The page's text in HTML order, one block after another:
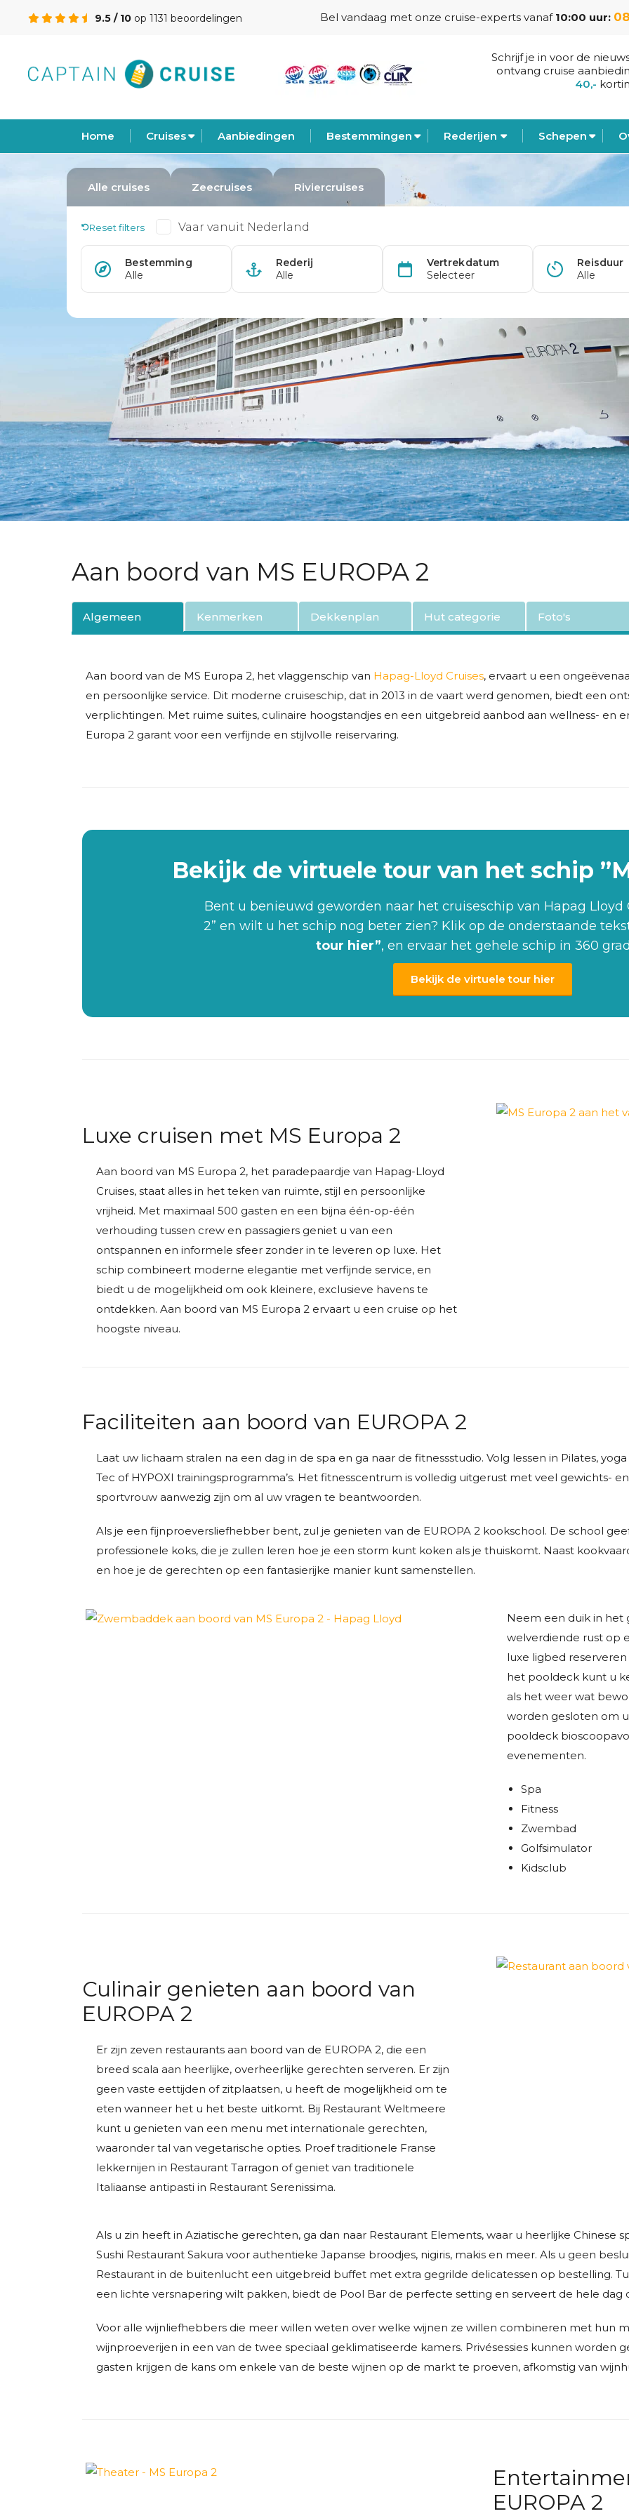
9.5 / 10 op 1131 beoordelingen Bel vandaag met onze cruise-experts vanaf 10:00 uur:
Schrijf je in voor de
ontvang cruise
40,-
Home Cruises Aanbiedingen Bestemmingen Rederijen Schepen
Aan boord van MS EUROPA 2
Algemeen Kenmerken Dekkenplan Hut categorie Foto's
Aan boord van de MS Europa 2, het vlaggenschip van Hapag-Lloyd Cruises, ervaart u een
en persoonlijke service. Dit moderne cruiseschip, dat in 2013 in de vaart werd genomen, biedt een
verplichtingen. Met ruime suites, culinaire hoogstandjes en een uitgebreid aanbod aan wellness- en
Europa 2 garant voor een verfijnde en stijlvolle reiservaring.
Bekijk de virtuele tour van het schip
Bent u benieuwd geworden naar het cruiseschip van Hapag Lloyd
2” en wilt u het schip nog beter zien? Klik op de onderstaande
tour hier”, en ervaar het gehele schip in 360
Bekijk de virtuele tour hier
Luxe cruisen met MS Europa 2
Aan boord van MS Europa 2, het paradepaardje van Hapag-Lloyd
Cruises, staat alles in het teken van ruimte, stijl en persoonlijke
vrijheid. Met maximaal 500 gasten en een bijna één-op-één
verhouding tussen crew en passagiers geniet u van een
ontspannen en informele sfeer zonder in te leveren op luxe. Het
schip combineert moderne elegantie met verfijnde service, en
biedt u de mogelijkheid om ook kleinere, exclusieve havens te
ontdekken. Aan boord van MS Europa 2 ervaart u een cruise op het
hoogste niveau.
Faciliteiten aan boord van EUROPA 2
Laat uw lichaam stralen na een dag in de spa en ga naar de fitnessstudio. Volg lessen in Pilates,
Tec of HYPOXI trainingsprogramma’s. Het fitnesscentrum is volledig uitgerust met veel gewichts-
sportvrouw aanwezig zijn om al uw vragen te beantwoorden.
Als je een fijnproeversliefhebber bent, zul je genieten van de EUROPA 2 kookschool. De school
professionele koks, die je zullen leren hoe je een storm kunt koken als je thuiskomt. Naast
en hoe je de gerechten op een fantasierijke manier kunt samenstellen.
Neem een ​​duik in het
welverdiende rust op
luxe ligbed
het pooldeck kunt u
als het weer wat
worden gesloten om
pooldeck
evenementen.
Spa
Fitness
Zwembad
Golfsimulator
Kidsclub
Culinair genieten aan boord van
EUROPA 2
Er zijn zeven restaurants aan boord van de EUROPA 2, die een
breed scala aan heerlijke, overheerlijke gerechten serveren. Er zijn
geen vaste eettijden of zitplaatsen, u heeft de mogelijkheid om te
eten wanneer het u het beste uitkomt. Bij Restaurant Weltmeere
kunt u genieten van een menu met internationale gerechten,
waaronder tal van vegetarische opties. Proef traditionele Franse
lekkernijen in Restaurant Tarragon of geniet van traditionele
Italiaanse antipasti in Restaurant Serenissima.
Als u zin heeft in Aziatische gerechten, ga dan naar Restaurant Elements, waar u heerlijke Chinese
Sushi Restaurant Sakura voor authentieke Japanse broodjes, nigiris, makis en meer. Als u geen
Restaurant in de buitenlucht een uitgebreid buffet met extra gegrilde delicatessen op bestelling.
een lichte versnapering wilt pakken, biedt de Pool Bar de perfecte setting en serveert de hele dag
Voor alle wijnliefhebbers die meer willen weten over welke wijnen ze willen combineren met hun
wijnproeverijen in een van de twee speciaal geklimatiseerde kamers. Privésessies kunnen worden
gasten krijgen de kans om enkele van de beste wijnen op de markt te proeven, afkomstig van
EUROPA 2